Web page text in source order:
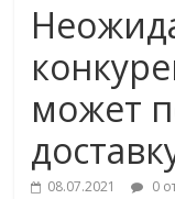
может
08.07.2021 0